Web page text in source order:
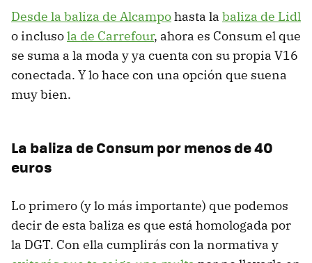
Desde la baliza de Alcampohasta la baliza de Lidl
o inclusola de Carrefour, ahora es Consum el que
se suma a la moda y ya cuenta con su propia V16
conectada. Y lo hace con una opción que suena
muy bien.
La baliza de Consum por menos de 40
euros
Lo primero (y lo más importante) que podemos
decir de esta baliza es que está homologada por
la DGT. Con ella cumplirás con la normativa y